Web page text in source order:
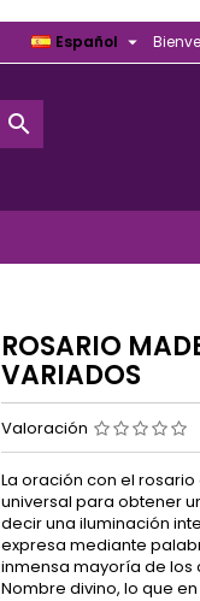
Español 

ROSARIO
VARIADOS
Valoración
La oración con el
universal para obtener
decir una iluminación
expresa mediante
inmensa mayoría de los
Nombre divino, lo que